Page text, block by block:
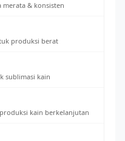
& konsisten
produksi berat
sublimasi kain
kain berkelanjutan